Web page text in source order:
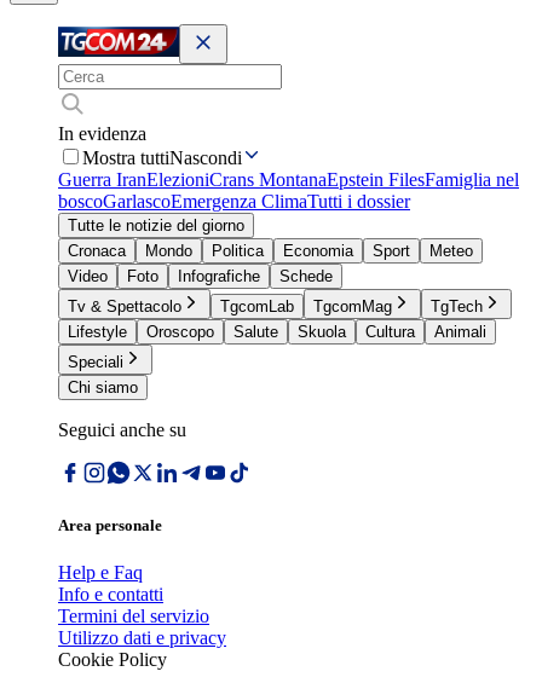
In evidenza
Mostra tuttiNascondi
Guerra IranElezioniCrans MontanaEpstein FilesFamiglia nel
boscoGarlascoEmergenza ClimaTutti i dossier
Tutte le notizie del giorno
Cronaca
Mondo Politica Economia Sport
Meteo
Video
Foto Infografiche
Schede
Tv & Spettacolo
TgcomLab TgcomMag
TgTech
Lifestyle
Oroscopo Salute Skuola Cultura
Animali
Speciali
Chi siamo
Seguici anche su
Area personale
Help e Faq
Info e contatti
Termini del servizio
Utilizzo dati e privacy
Cookie Policy